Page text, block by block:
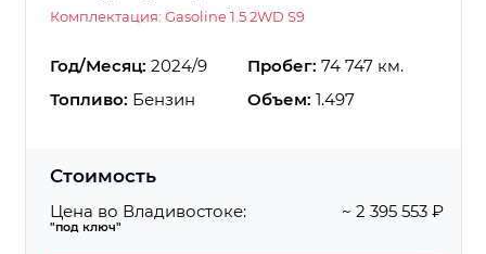
Комплектация: Gasoline 1.5 2WD S9
Год/Месяц: 2024/9 Пробег: 74 747 км.
Топливо: Бензин Объем: 1.497
Стоимость
Цена во Владивостоке:
"под ключ"
~ 2 395 553 ₽